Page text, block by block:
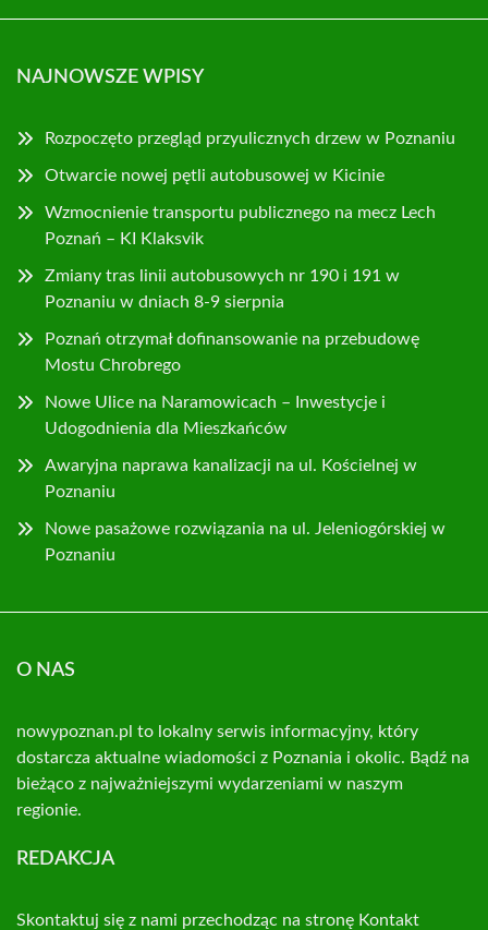
NAJNOWSZE WPISY
Rozpoczęto przegląd przyulicznych drzew w Poznaniu
Otwarcie nowej pętli autobusowej w Kicinie
Wzmocnienie transportu publicznego na mecz Lech
Poznań – KI Klaksvik
Zmiany tras linii autobusowych nr 190 i 191 w
Poznaniu w dniach 8-9 sierpnia
Poznań otrzymał dofinansowanie na przebudowę
Mostu Chrobrego
Nowe Ulice na Naramowicach – Inwestycje i
Udogodnienia dla Mieszkańców
Awaryjna naprawa kanalizacji na ul. Kościelnej w
Poznaniu
Nowe pasażowe rozwiązania na ul. Jeleniogórskiej w
Poznaniu
O NAS
nowypoznan.pl to lokalny serwis informacyjny, który
dostarcza aktualne wiadomości z Poznania i okolic. Bądź na
bieżąco z najważniejszymi wydarzeniami w naszym
regionie.
REDAKCJA
Skontaktuj się z nami przechodząc na stronę Kontakt